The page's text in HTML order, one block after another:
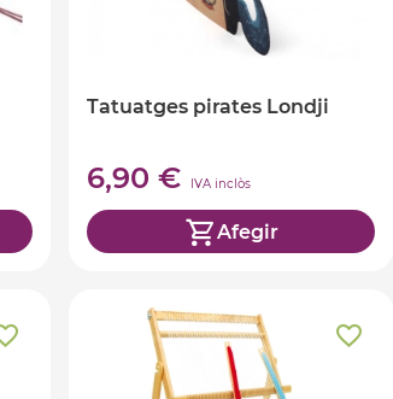
Tatuatges pirates Londji
6,90 € IVA inclòs
Afegir